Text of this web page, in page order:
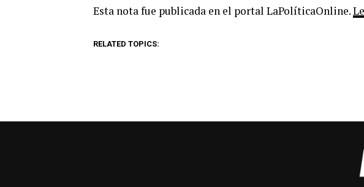
Esta nota fue publicada en el portal LaPolíticaOnline.
RELATED TOPICS: